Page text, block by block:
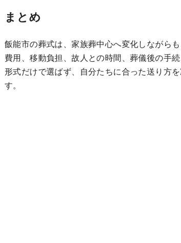
まとめ
飯能市の葬式は、家族葬中心へ変化しながら
費用、移動負担、故人との時間、葬儀後の手
形式だけで選ばず、自分たちに合った送り方
す。